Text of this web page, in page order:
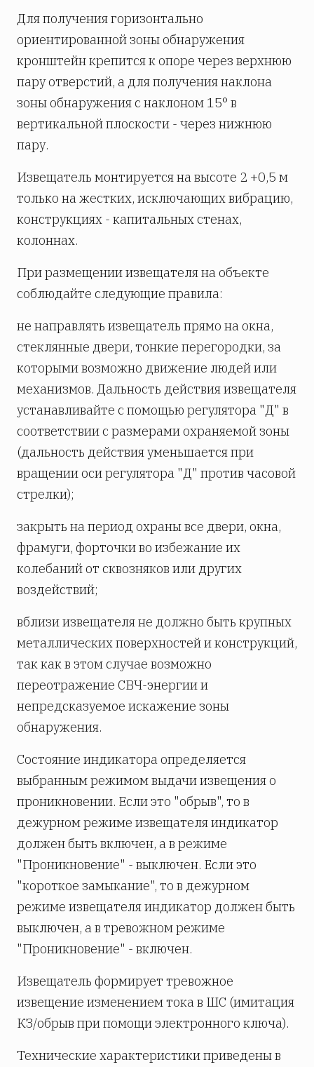
Для получения горизонтально
ориентированной зоны обнаружения
кронштейн крепится к опоре через верхнюю
пару отверстий, а для получения наклона
зоны обнаружения с наклоном 15° в
вертикальной плоскости - через нижнюю
пару.
Извещатель монтируется на высоте 2 +0,5 м
только на жестких, исключающих вибрацию,
конструкциях - капитальных стенах,
колоннах.
При размещении извещателя на объекте
соблюдайте следующие правила:
не направлять извещатель прямо на окна,
стеклянные двери, тонкие перегородки, за
которыми возможно движение людей или
механизмов. Дальность действия извещателя
устанавливайте с помощью регулятора "Д" в
соответствии с размерами охраняемой зоны
(дальность действия уменьшается при
вращении оси регулятора "Д" против часовой
стрелки);
закрыть на период охраны все двери, окна,
фрамуги, форточки во избежание их
колебаний от сквозняков или других
воздействий;
вблизи извещателя не должно быть крупных
металлических поверхностей и конструкций,
так как в этом случае возможно
переотражение СВЧ-энергии и
непредсказуемое искажение зоны
обнаружения.
Состояние индикатора определяется
выбранным режимом выдачи извещения о
проникновении. Если это "обрыв", то в
дежурном режиме извещателя индикатор
должен быть включен, а в режиме
"Проникновение" - выключен. Если это
"короткое замыкание", то в дежурном
режиме извещателя индикатор должен быть
выключен, а в тревожном режиме
"Проникновение" - включен.
Извещатель формирует тревожное
извещение изменением тока в ШС (имитация
КЗ/обрыв при помощи электронного ключа).
Технические характеристики приведены в